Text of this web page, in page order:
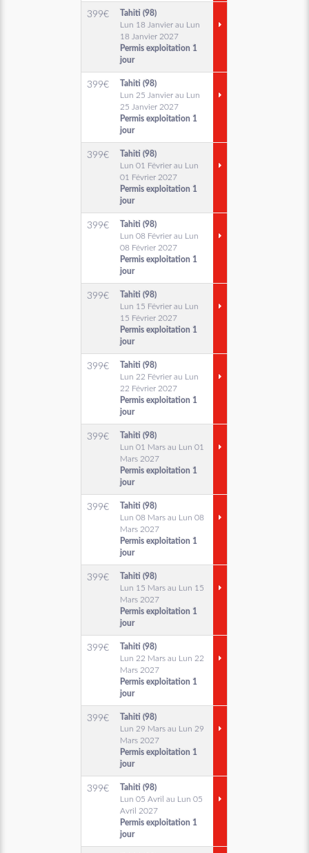
399€
Tahiti (98)
Lun 18 Janvier au Lun
18 Janvier 2027
Permis exploitation 1
jour
399€
Tahiti (98)
Lun 25 Janvier au Lun
25 Janvier 2027
Permis exploitation 1
jour
399€
Tahiti (98)
Lun 01 Février au Lun
01 Février 2027
Permis exploitation 1
jour
399€
Tahiti (98)
Lun 08 Février au Lun
08 Février 2027
Permis exploitation 1
jour
399€
Tahiti (98)
Lun 15 Février au Lun
15 Février 2027
Permis exploitation 1
jour
399€
Tahiti (98)
Lun 22 Février au Lun
22 Février 2027
Permis exploitation 1
jour
399€
Tahiti (98)
Lun 01 Mars au Lun 01
Mars 2027
Permis exploitation 1
jour
399€
Tahiti (98)
Lun 08 Mars au Lun 08
Mars 2027
Permis exploitation 1
jour
399€
Tahiti (98)
Lun 15 Mars au Lun 15
Mars 2027
Permis exploitation 1
jour
399€
Tahiti (98)
Lun 22 Mars au Lun 22
Mars 2027
Permis exploitation 1
jour
399€
Tahiti (98)
Lun 29 Mars au Lun 29
Mars 2027
Permis exploitation 1
jour
399€
Tahiti (98)
Lun 05 Avril au Lun 05
Avril 2027
Permis exploitation 1
jour